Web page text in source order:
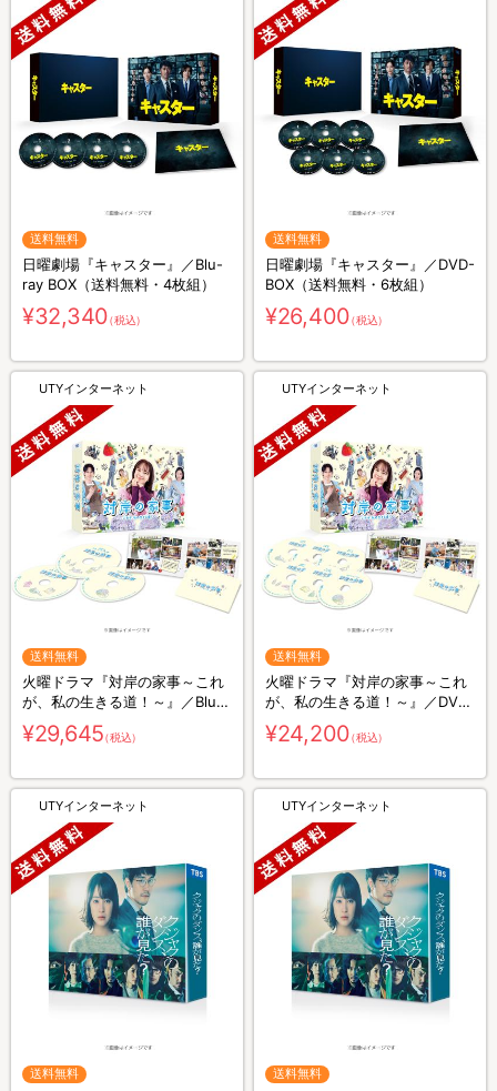
送料無料
日曜劇場『キャスター』／Blu-
ray BOX（送料無料・4枚組）
¥32,340（税込）
送料無料
日曜劇場『キャスター』／DVD-
BOX（送料無料・6枚組）
¥26,400（税込）
UTYインターネット
送料無料
火曜ドラマ『対岸の家事～これ
が、私の生きる道！～』／Blu-
ray BOX（送料無料・3枚組）
¥29,645（税込）
UTYインターネット
送料無料
火曜ドラマ『対岸の家事～これ
が、私の生きる道！～』／DVD-
BOX（送料無料・6枚組）
¥24,200（税込）
UTYインターネット
送料無料
UTYインターネット
送料無料